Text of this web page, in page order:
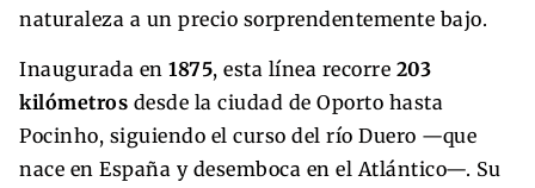
naturaleza a un precio sorprendentemente bajo.
Inaugurada en 1875, esta línea recorre 203
kilómetros desde la ciudad de Oporto hasta
Pocinho, siguiendo el curso del río Duero —que
nace en España y desemboca en el Atlántico—. Su